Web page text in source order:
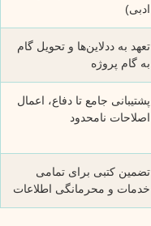
ادبی)
تعهد به ددلاین‌ها و تحویل گام
به گام پروژه
پشتیبانی جامع تا دفاع، اعمال
اصلاحات نامحدود
تضمین کتبی برای تمامی
خدمات و محرمانگی اطلاعات